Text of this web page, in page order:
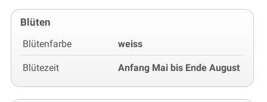
Blüten
Blütenfarbe weiss
Blütezeit Anfang Mai bis Ende August